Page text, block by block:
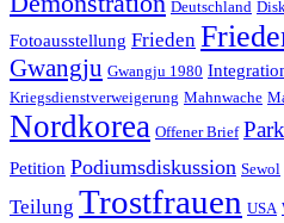
Deutschland
Fotoausstellung Frieden
Gwangju Gwangju 1980
Kriegsdienstverweigerung Mahnwache
Nordkorea Offener Brief
Petition Podiumsdiskussion Sewol
Teilung Trostfrauen USA